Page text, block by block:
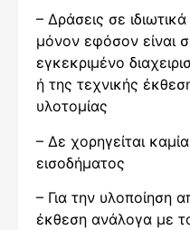
– Δράσεις σε
μόνον εφόσον είναι
εγκεκριμένο
ή της τεχνικής
υλοτομίας
– Δε χορηγείται
εισοδήματος
– Για την υλοποίηση
έκθεση ανάλογα με